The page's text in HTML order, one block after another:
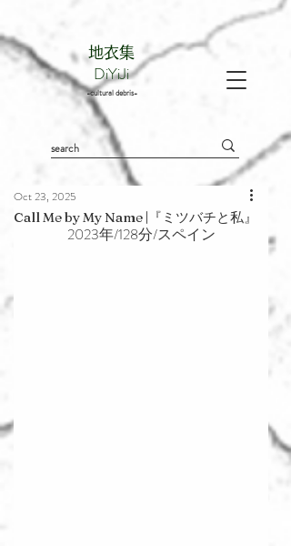
地衣集
DiYiJi
-cultural debris-
Call Me by My Name |『ミツバチと私』
Oct 23, 2025
2023年/128分/スペイン